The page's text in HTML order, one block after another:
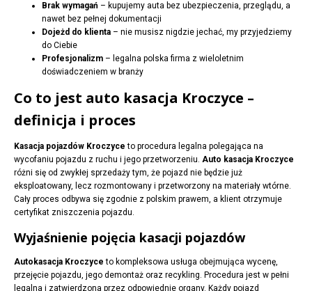
Brak wymagań – kupujemy auta bez ubezpieczenia, przeglądu, a
nawet bez pełnej dokumentacji
Dojeżd do klienta – nie musisz nigdzie jechać, my przyjedziemy
do Ciebie
Profesjonalizm – legalna polska firma z wieloletnim
doświadczeniem w branży
Co to jest auto kasacja Kroczyce –
definicja i proces
Kasacja pojazdów Kroczyce to procedura legalna polegająca na
wycofaniu pojazdu z ruchu i jego przetworzeniu. Auto kasacja Kroczyce
różni się od zwykłej sprzedaży tym, że pojazd nie będzie już
eksploatowany, lecz rozmontowany i przetworzony na materiały wtórne.
Cały proces odbywa się zgodnie z polskim prawem, a klient otrzymuje
certyfikat zniszczenia pojazdu.
Wyjaśnienie pojęcia kasacji pojazdów
Autokasacja Kroczyce to kompleksowa usługa obejmująca wycenę,
przejęcie pojazdu, jego demontaż oraz recykling. Procedura jest w pełni
legalna i zatwierdzona przez odpowiednie organy. Każdy pojazd